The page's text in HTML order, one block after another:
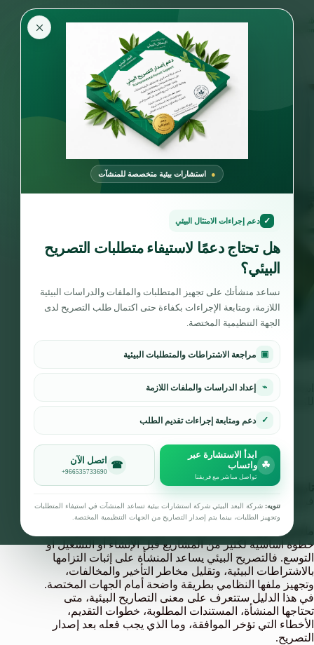
×
استشارات بيئية متخصصة للمنشآت
✓ دعم إجراءات الامتثال البيئي
هل تحتاج دعمًا لاستيفاء متطلبات التصريح
البيئي؟
نساعد منشأتك على تجهيز المتطلبات والملفات والدراسات البيئية
اللازمة، ومتابعة الإجراءات بكفاءة حتى اكتمال طلب التصريح لدى
الجهة التنظيمية المختصة.
▣ مراجعة الاشتراطات والمتطلبات البيئية
⌁ إعداد الدراسات والملفات اللازمة
✓ دعم ومتابعة إجراءات تقديم الطلب
☘
ابدأ الاستشارة عبر
واتساب
تواصل مباشر مع فريقنا
☎ اتصل الآن
+966535733690
تنويه: شركة البعد البيئي شركة استشارات بيئية تساعد المنشآت في استيفاء المتطلبات
وتجهيز الطلبات، بينما يتم إصدار التصاريح من الجهات التنظيمية المختصة.
للمتطلبات والخطوات
فريق البعد البيئي للاستشارات البيئية
15 يونيو، 2026
التوعية البيئية تعليق واحد
تاريخ النشر:15 يونيو 2026 | مدة القراءة:12 دقيقة |
الكاتب:
فريق البعد البيئي للاستشارات البيئية
ملخص سريع:
خطوة أساسية لكثير من المشاريع قبل الإنشاء أو التشغيل أو
التوسع. فالتصريح البيئي يساعد المنشأة على إثبات التزامها
بالاشتراطات البيئية، وتقليل مخاطر التأخير والمخالفات،
وتجهيز ملفها النظامي بطريقة واضحة أمام الجهات المختصة.
في هذا الدليل ستتعرف على معنى التصاريح البيئية، متى
تحتاجها المنشأة، المستندات المطلوبة، خطوات التقديم،
الأخطاء التي تؤخر الموافقة، وما الذي يجب فعله بعد إصدار
التصريح.